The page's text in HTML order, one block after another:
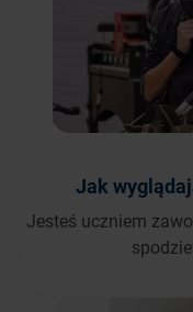
Jak
Jesteś uczniem